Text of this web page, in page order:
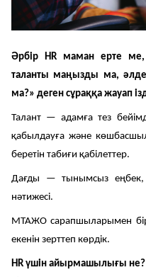
Корпоративтік
Адалдық алаңы
Бірыңғай сөздік
Әрбір HRмаман ерте ме,
таланты маңызды ма,
ма?» деген сұраққа жауап
Талант —адамға тез
қабылдауға және
беретін табиғи қабілеттер.
Дағды —тынымсыз
нәтижесі.
МТАЖО сарапшыларымен
екенін зерттеп көрдік.
HR үшін айырмашылығы не?